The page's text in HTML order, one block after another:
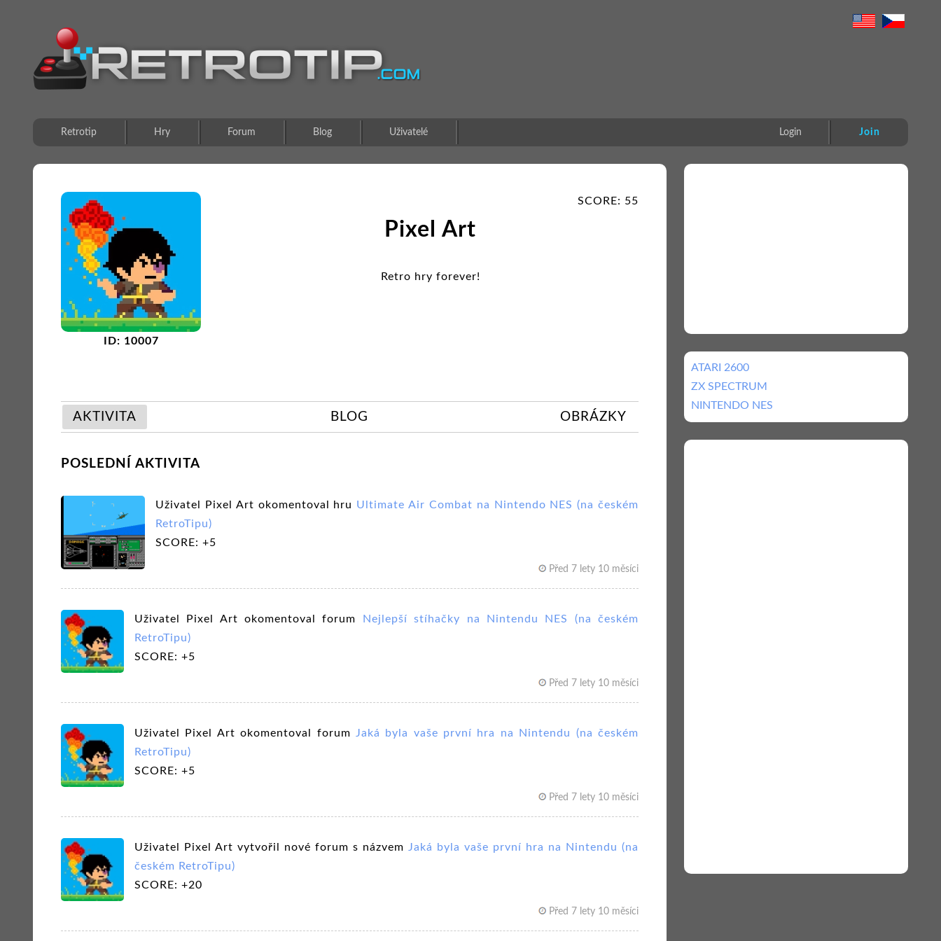
Retrotip Hry Forum Blog Uživatelé Join
Login
ID: 10007
SCORE: 55
Pixel Art
Retro hry forever!
AKTIVITA BLOG OBRÁZKY
POSLEDNÍ AKTIVITA
Uživatel Pixel Art okomentoval hru Ultimate Air Combat na Nintendo NES (na českém
RetroTipu)
SCORE: +5
Před 7 lety 10 měsíci
Uživatel Pixel Art okomentoval forum
Nejlepší stíhačky na Nintendu NES (na českém
RetroTipu)
SCORE: +5
Před 7 lety 10 měsíci
Uživatel Pixel Art okomentoval forum Jaká byla vaše první hra na Nintendu (na českém
RetroTipu)
SCORE: +5
Před 7 lety 10 měsíci
Uživatel Pixel Art vytvořil nové forum s názvem Jaká byla vaše první hra na Nintendu (na
českém RetroTipu)
SCORE: +20
Před 7 lety 10 měsíci
ATARI 2600
ZX SPECTRUM
NINTENDO NES